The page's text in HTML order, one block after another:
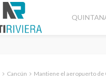
Cancún Mantiene el aeropuerto de